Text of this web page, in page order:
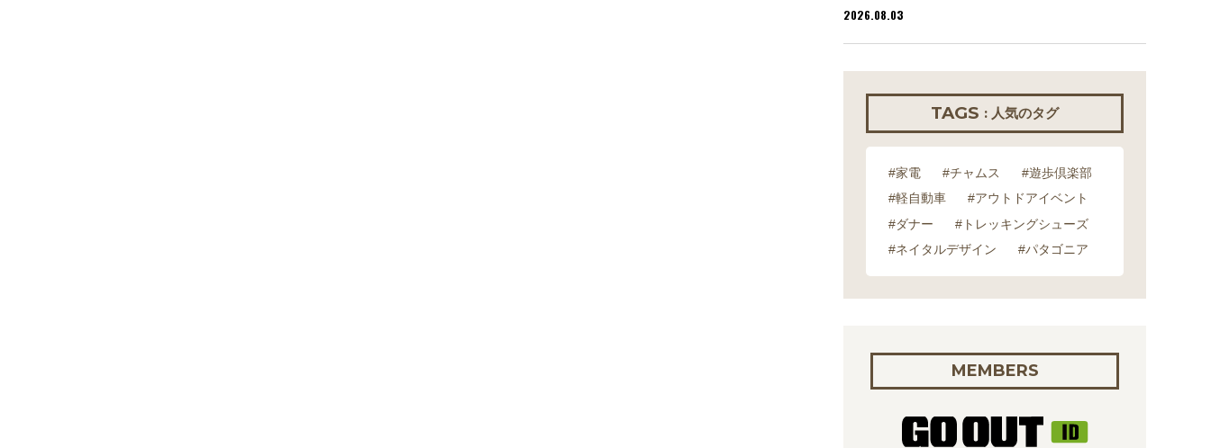
2026.08.03
TAGS : 人気のタグ
#家電 #チャムス
#遊歩倶楽部
#軽自動車
#アウトドアイベント
#ダナー
#トレッキングシューズ
#ネイタルデザイン
#パタゴニア
MEMBERS